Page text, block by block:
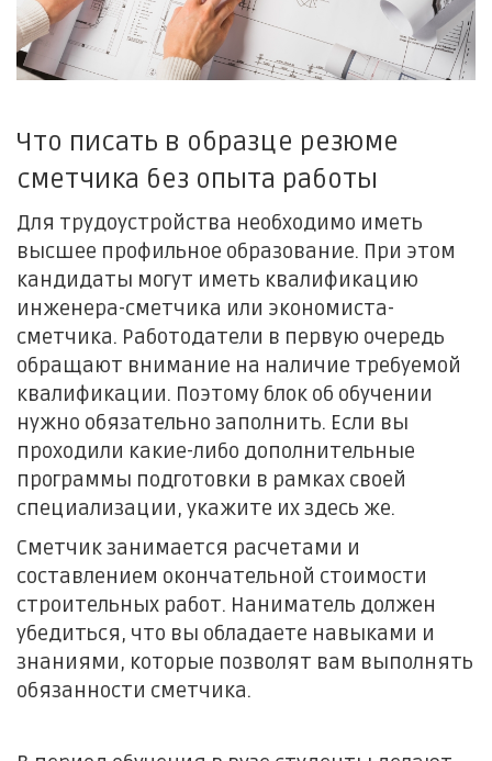
Что писать в образце резюме
сметчика без опыта работы
Для трудоустройства необходимо иметь
высшее профильное образование. При этом
кандидаты могут иметь квалификацию
инженера-сметчика или экономиста-
сметчика. Работодатели в первую очередь
обращают внимание на наличие требуемой
квалификации. Поэтому блок об обучении
нужно обязательно заполнить. Если вы
проходили какие-либо дополнительные
программы подготовки в рамках своей
специализации, укажите их здесь же.
Сметчик занимается расчетами и
составлением окончательной стоимости
строительных работ. Наниматель должен
убедиться, что вы обладаете навыками и
знаниями, которые позволят вам выполнять
обязанности сметчика.